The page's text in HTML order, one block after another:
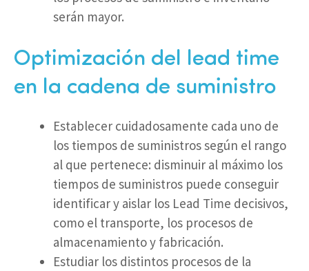
serán mayor.
Optimización del lead time
en la cadena de suministro
Establecer cuidadosamente cada uno de
los tiempos de suministros según el rango
al que pertenece: disminuir al máximo los
tiempos de suministros puede conseguir
identificar y aislar los Lead Time decisivos,
como el transporte, los procesos de
almacenamiento y fabricación.
Estudiar los distintos procesos de la